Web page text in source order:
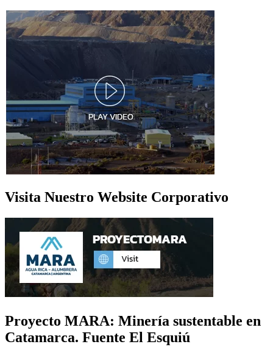
Visita Nuestro Website Corporativo
Proyecto MARA: Minería sustentable en
Catamarca. Fuente El Esquiú